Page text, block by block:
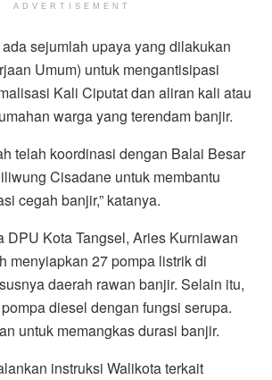
ADVERTISEMENT
sejumlah upaya yang dilakukan
Umum) untuk mengantisipasi
Kali Ciputat dan aliran kali atau
warga yang terendam banjir.
telah koordinasi dengan Balai Besar
Cisadane untuk membantu
cegah banjir,” katanya.
DPU Kota Tangsel, Aries Kurniawan
menyiapkan 27 pompa listrik di
daerah rawan banjir. Selain itu,
diesel dengan fungsi serupa.
untuk memangkas durasi banjir.
instruksi Walikota terkait